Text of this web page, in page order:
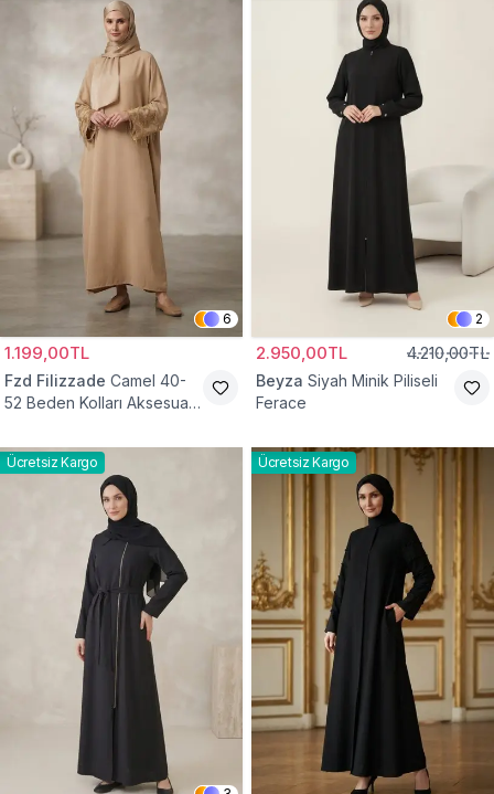
6
1.199,00TL
Fzd Filizzade Camel 40-
52 Beden Kolları Aksesuar
2
2.950,00TL 4.210,00TL
Beyza Siyah Minik Piliseli
Ferace
Ücretsiz Kargo Ücretsiz Kargo